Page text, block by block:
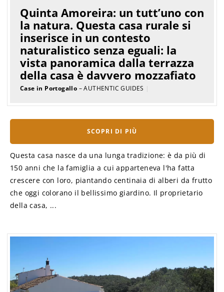
Quinta Amoreira: un tutt’uno con
la natura. Questa casa rurale si
inserisce in un contesto
naturalistico senza eguali: la
vista panoramica dalla terrazza
della casa è davvero mozzafiato
Case in Portogallo – AUTHENTIC GUIDES |
SCOPRI DI PIÙ
Questa casa nasce da una lunga tradizione: è da più di
150 anni che la famiglia a cui apparteneva l'ha fatta
crescere con loro, piantando centinaia di alberi da frutto
che oggi colorano il bellissimo giardino. Il proprietario
della casa, ...